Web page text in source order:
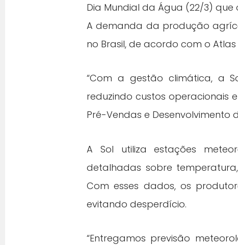
Dia Mundial da Água (22/3)
A demanda da produção
no Brasil, de acordo com o
“Com a gestão climática, a
reduzindo custos operacionais
Pré-Vendas e Desenvolvimento
A Sol utiliza estações
detalhadas sobre
Com esses dados, os
evitando desperdício.
“Entregamos previsão